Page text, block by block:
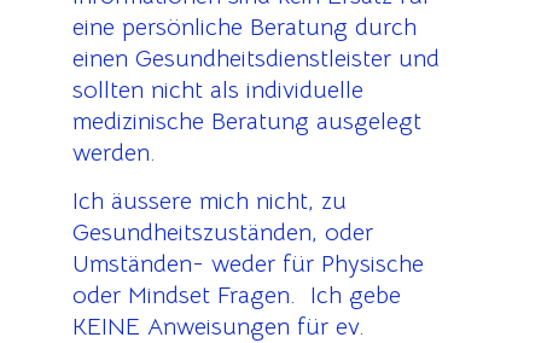
eine persönliche Beratung durch
einen Gesundheitsdienstleister und
sollten nicht als individuelle
medizinische Beratung ausgelegt
werden.
Ich äussere mich nicht, zu
Gesundheitszuständen, oder
Umständen- weder für Physische
oder Mindset Fragen. Ich gebe
KEINE Anweisungen für ev.